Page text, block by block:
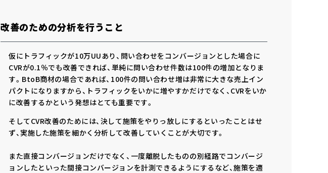
改善のための分析を行うこと
仮にトラフィックが10万UUあり、問い合わせをコンバージョンとした場合に
CVRが0.1％でも改善できれば、単純に問い合わせ件数は100件の増加となりま
す。BtoB商材の場合であれば、100件の問い合わせ増は非常に大きな売上イン
パクトになりますから、トラフィックをいかに増やすかだけでなく、CVRをいか
に改善するかという発想はとても重要です。
そしてCVR改善のためには、決して施策をやりっ放しにするといったことはせ
ず、実施した施策を細かく分析して改善していくことが大切です。
また直接コンバージョンだけでなく、一度離脱したものの別経路でコンバージ
ョンしたといった間接コンバージョンを計測できるようにするなど、施策を適